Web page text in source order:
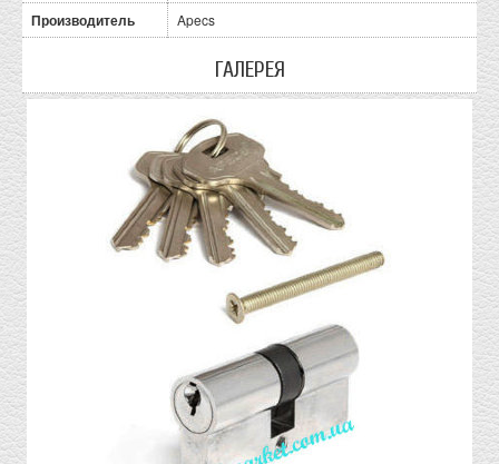
Производитель Apecs
ГАЛЕРЕЯ